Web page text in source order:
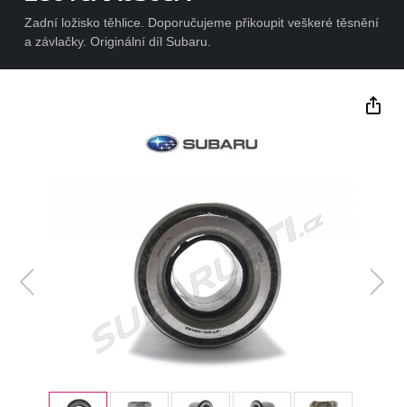
Zadní ložisko těhlice. Doporučujeme přikoupit veškeré těsnění
a závlačky. Originální díl Subaru.